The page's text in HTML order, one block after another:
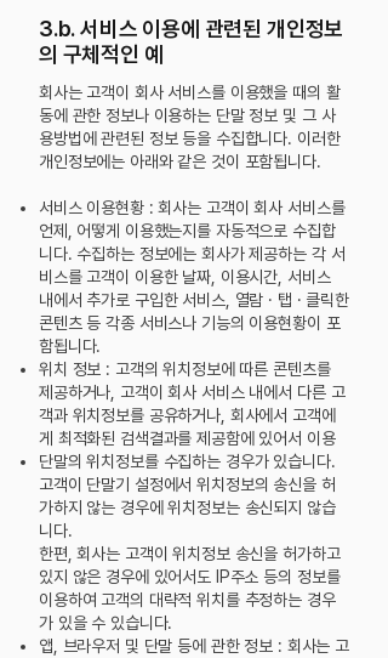
3.b. 서비스 이용에 관련된 개인정보
의 구체적인 예
회사는 고객이 회사 서비스를 이용했을 때의 활
동에 관한 정보나 이용하는 단말 정보 및 그 사
용방법에 관련된 정보 등을 수집합니다. 이러한
개인정보에는 아래와 같은 것이 포함됩니다.
서비스 이용현황 : 회사는 고객이 회사 서비스를
언제, 어떻게 이용했는지를 자동적으로 수집합
니다. 수집하는 정보에는 회사가 제공하는 각 서
비스를 고객이 이용한 날짜, 이용시간, 서비스
내에서 추가로 구입한 서비스, 열람 · 탭 · 클릭한
콘텐츠 등 각종 서비스나 기능의 이용현황이 포
함됩니다.
위치 정보 : 고객의 위치정보에 따른 콘텐츠를
제공하거나, 고객이 회사 서비스 내에서 다른 고
객과 위치정보를 공유하거나, 회사에서 고객에
게 최적화된 검색결과를 제공함에 있어서 이용
단말의 위치정보를 수집하는 경우가 있습니다.
고객이 단말기 설정에서 위치정보의 송신을 허
가하지 않는 경우에 위치정보는 송신되지 않습
니다.
한편, 회사는 고객이 위치정보 송신을 허가하고
있지 않은 경우에 있어서도 IP주소 등의 정보를
이용하여 고객의 대략적 위치를 추정하는 경우
가 있을 수 있습니다.
앱, 브라우저 및 단말 등에 관한 정보 : 회사는 고